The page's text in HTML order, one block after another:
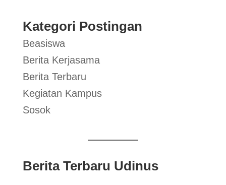
Kategori Postingan
Beasiswa
Berita Kerjasama
Berita Terbaru
Kegiatan Kampus
Sosok
Berita Terbaru Udinus